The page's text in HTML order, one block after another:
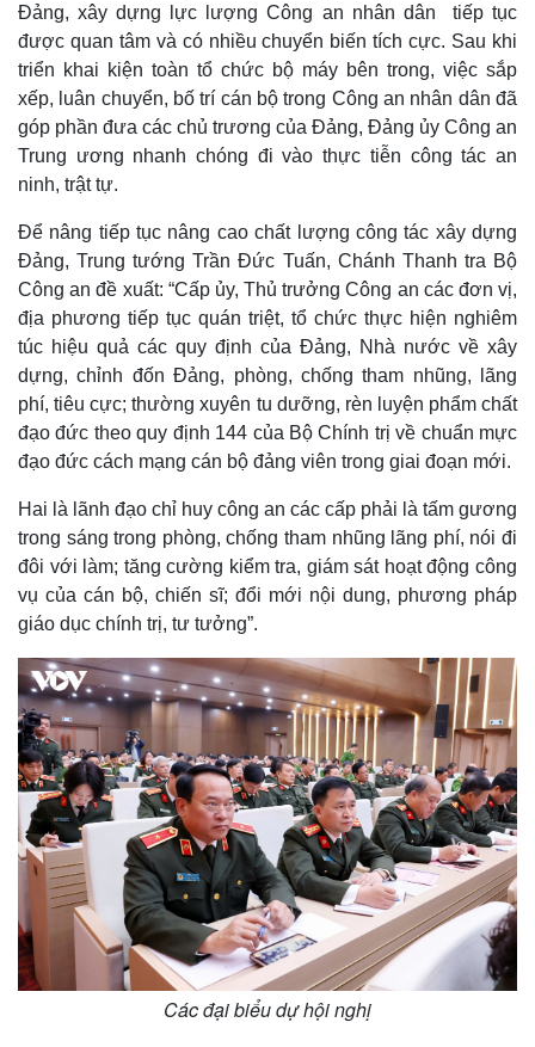
Thế giới
Quan sát
Cuộc sống đó đây
Hồ sơ
Multimedia
Video
Ảnh
E-Magazine
Infographic
Đảng, xây dựng lực lượng Công an nhân dân tiếp tục
được quan tâm và có nhiều chuyển biến tích cực. Sau khi
triển khai kiện toàn tổ chức bộ máy bên trong, việc sắp
xếp, luân chuyển, bố trí cán bộ trong Công an nhân dân đã
góp phần đưa các chủ trương của Đảng, Đảng ủy Công an
Trung ương nhanh chóng đi vào thực tiễn công tác an
ninh, trật tự.
Để nâng tiếp tục nâng cao chất lượng công tác xây dựng
Đảng, Trung tướng Trần Đức Tuấn, Chánh Thanh tra Bộ
Công an đề xuất: “Cấp ủy, Thủ trưởng Công an các đơn vị,
địa phương tiếp tục quán triệt, tổ chức thực hiện nghiêm
túc hiệu quả các quy định của Đảng, Nhà nước về xây
dựng, chỉnh đốn Đảng, phòng, chống tham nhũng, lãng
phí, tiêu cực; thường xuyên tu dưỡng, rèn luyện phẩm chất
đạo đức theo quy định 144 của Bộ Chính trị về chuẩn mực
đạo đức cách mạng cán bộ đảng viên trong giai đoạn mới.
Hai là lãnh đạo chỉ huy công an các cấp phải là tấm gương
trong sáng trong phòng, chống tham nhũng lãng phí, nói đi
đôi với làm; tăng cường kiểm tra, giám sát hoạt động công
vụ của cán bộ, chiến sĩ; đổi mới nội dung, phương pháp
giáo dục chính trị, tư tưởng”.
Các đại biểu dự hội nghị